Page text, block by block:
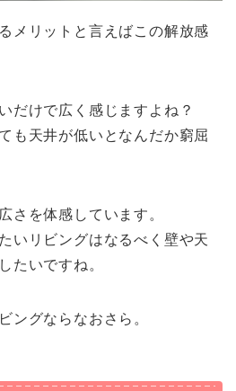
メリットと言えばこの解放感
だけで広く感じますよね？
も天井が低いとなんだか窮屈
さを体感しています。
いリビングはなるべく壁や天
たいですね。
ングならなおさら。